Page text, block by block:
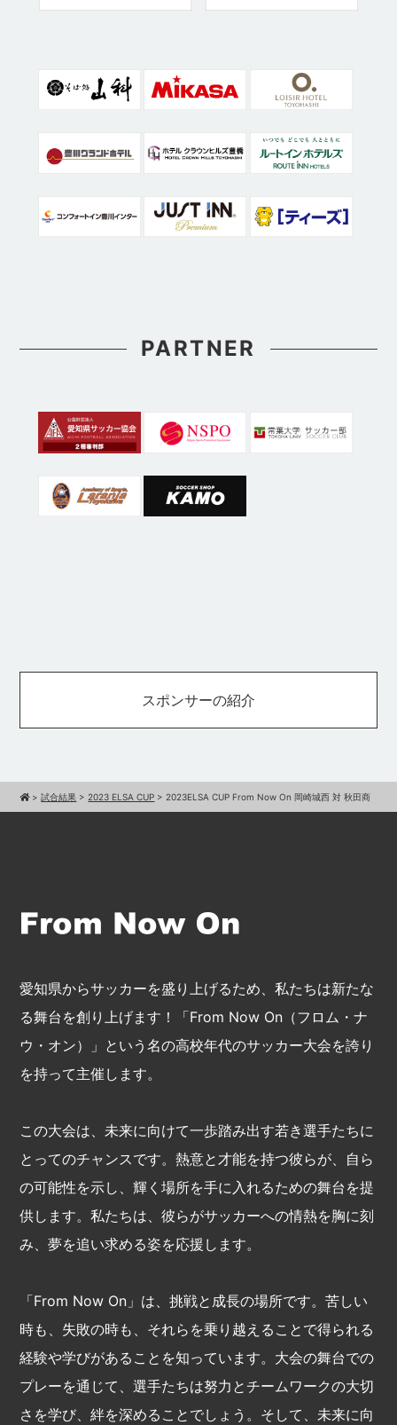
PARTNER
スポンサーの紹介
>試合結果 > 2023 ELSA CUP > 2023ELSA CUP From Now On 岡崎城西 対 秋田商
愛知県からサッカーを盛り上げるため、私たちは新たな
る舞台を創り上げます！「From Now On（フロム・ナ
ウ・オン）」という名の高校年代のサッカー大会を誇り
を持って主催します。
この大会は、未来に向けて一歩踏み出す若き選手たちに
とってのチャンスです。熱意と才能を持つ彼らが、自ら
の可能性を示し、輝く場所を手に入れるための舞台を提
供します。私たちは、彼らがサッカーへの情熱を胸に刻
み、夢を追い求める姿を応援します。
「From Now On」は、挑戦と成長の場所です。苦しい
時も、失敗の時も、それらを乗り越えることで得られる
経験や学びがあることを知っています。大会の舞台での
プレーを通じて、選手たちは努力とチームワークの大切
さを学び、絆を深めることでしょう。そして、未来に向